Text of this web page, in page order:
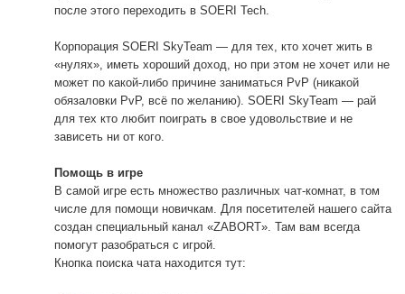
после этого переходить в SOERI Tech.
Корпорация SOERI SkyTeam — для тех, кто хочет жить в
«нулях», иметь хороший доход, но при этом не хочет или не
может по какой-либо причине заниматься PvP (никакой
обязаловки PvP, всё по желанию). SOERI SkyTeam — рай
для тех кто любит поиграть в свое удовольствие и не
зависеть ни от кого.
Помощь в игре
В самой игре есть множество различных чат-комнат, в том
числе для помощи новичкам. Для посетителей нашего сайта
создан специальный канал «ZABORT». Там вам всегда
помогут разобраться с игрой.
Кнопка поиска чата находится тут: